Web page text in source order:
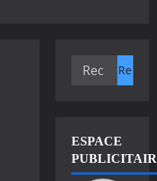
Rechercher :
ESPACE